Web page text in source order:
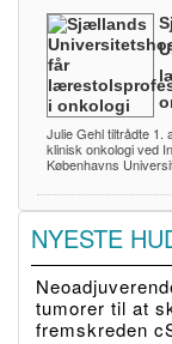
Julie Gehl tiltrådte
klinisk onkologi ved
Københavns
NYESTE
tumorer til at
fremskreden